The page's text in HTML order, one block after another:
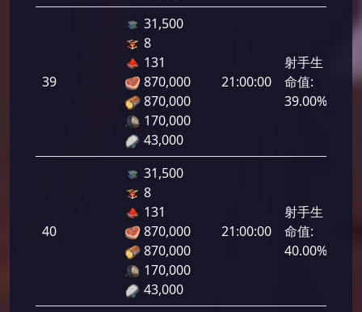
39
31,500
8
131
870,000
870,000
170,000
43,000
21:00:00
射手生
命值:
39.00%
40
31,500
8
131
870,000
870,000
170,000
43,000
21:00:00
射手生
命值:
40.00%